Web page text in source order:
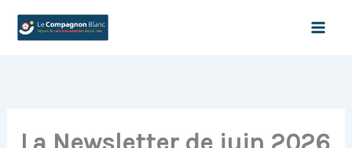
Aller